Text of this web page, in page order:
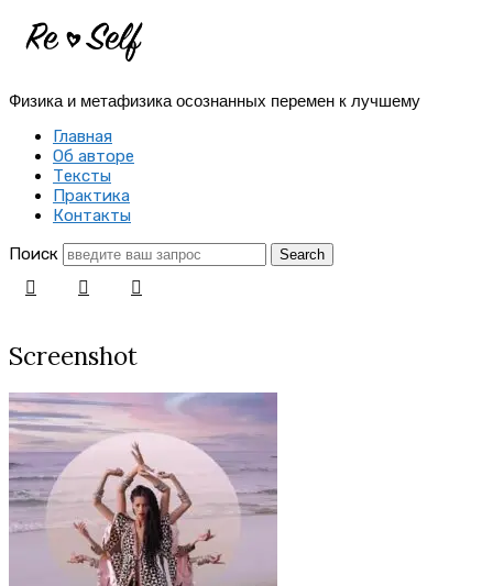
Re-
|
Создай
себя
заново
Физика и метафизика осознанных перемен к лучшему
Главная
Об авторе
Тексты
Практика
Контакты
Поиск
Screenshot